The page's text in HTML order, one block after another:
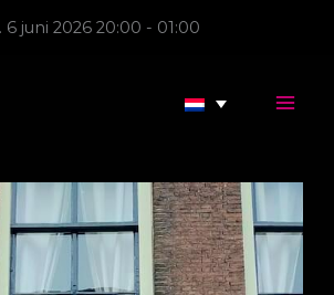
6 juni 2026 20:00 - 01:00